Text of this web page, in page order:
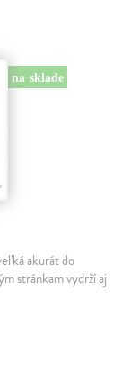
na sklade
akurát do
stránkam vydrží aj